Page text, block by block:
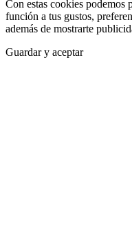
Con estas cookies podemos
función a tus gustos,
además de mostrarte
Guardar y aceptar